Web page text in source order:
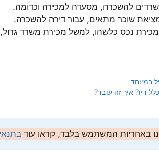
להשכרה, מסעדה למכירה וכדומה.
מציאת שוכר מתאים, עבור דירה להשכרה.
מכירת נכס כלשהו, למשל מכירת משרד
במיוחד
דיו? איך זה עובד?
באחריות המשתמש בלבד, קראו עוד